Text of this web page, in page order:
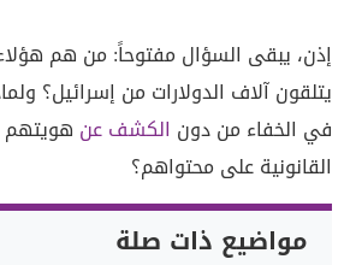
إذن، يبقى السؤال مفتوحاً: من هم
يتلقون آلاف الدولارات من إسرائيل؟
في الخفاء من دون الكشف عن هويتهم
القانونية على محتواهم؟
مواضيع ذات صلة